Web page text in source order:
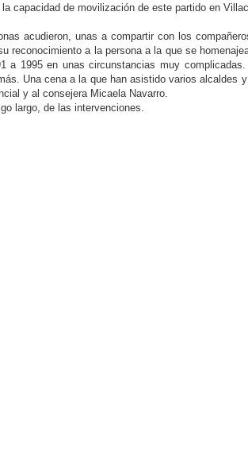
capacidad de movilización de este partido en
acudieron, unas a compartir con los
reconocimiento a la persona a la que se
a 1995 en unas circunstancias muy
Una cena a la que han asistido varios alcaldes
y al consejera Micaela Navarro.
largo, de las intervenciones.